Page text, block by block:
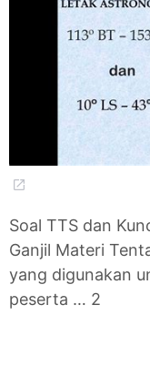
Soal TTS dan
Ganjil Materi
yang digunakan
peserta … 2